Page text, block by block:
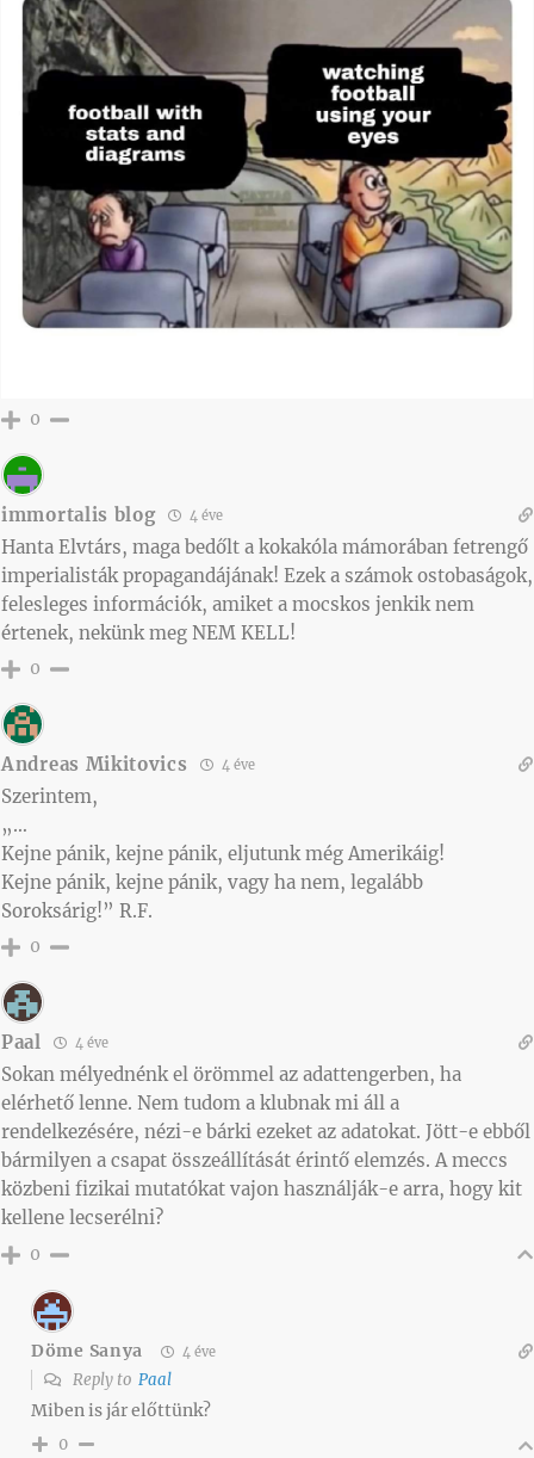
0
immortalis blog 4 éve
Hanta Elvtárs, maga bedőlt a kokakóla mámorában fetrengő
imperialisták propagandájának! Ezek a számok ostobaságok,
felesleges információk, amiket a mocskos jenkik nem
értenek, nekünk meg NEM KELL!
0
Andreas Mikitovics 4 éve
Szerintem,
„…
Kejne pánik, kejne pánik, eljutunk még Amerikáig!
Kejne pánik, kejne pánik, vagy ha nem, legalább
Soroksárig!” R.F.
0
Paal 4 éve
Sokan mélyednénk el örömmel az adattengerben, ha
elérhető lenne. Nem tudom a klubnak mi áll a
rendelkezésére, nézi-e bárki ezeket az adatokat. Jött-e ebből
bármilyen a csapat összeállítását érintő elemzés. A meccs
közbeni fizikai mutatókat vajon használják-e arra, hogy kit
kellene lecserélni?
0
Döme Sanya 4 éve
Reply to Paal
Miben is jár előttünk?
0